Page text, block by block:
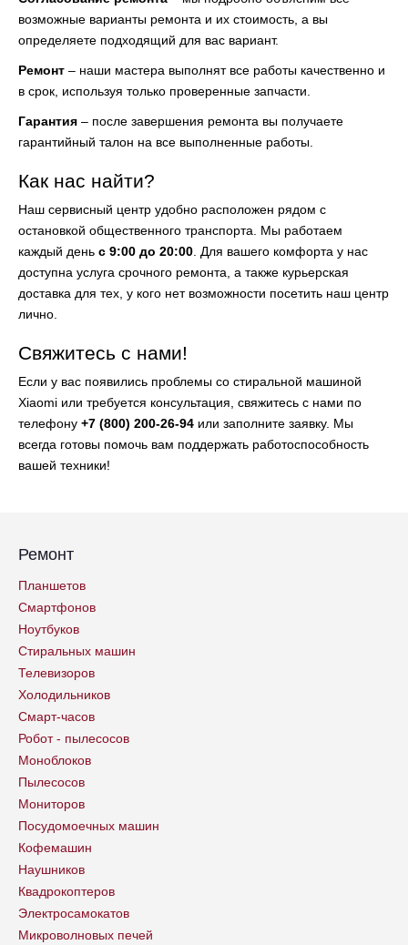
возможные варианты ремонта и их стоимость, а вы
определяете подходящий для вас вариант.
Ремонт – наши мастера выполнят все работы качественно и
в срок, используя только проверенные запчасти.
Гарантия – после завершения ремонта вы получаете
гарантийный талон на все выполненные работы.
Как нас найти?
Наш сервисный центр удобно расположен рядом с
остановкой общественного транспорта. Мы работаем
каждый день с 9:00 до 20:00 . Для вашего комфорта у нас
доступна услуга срочного ремонта, а также курьерская
доставка для тех, у кого нет возможности посетить наш центр
лично.
Свяжитесь с нами!
Если у вас появились проблемы со стиральной машиной
Xiaomi или требуется консультация, свяжитесь с нами по
телефону +7 (800) 200-26-94 или заполните заявку. Мы
всегда готовы помочь вам поддержать работоспособность
вашей техники!
Ремонт
Планшетов
Смартфонов
Ноутбуков
Стиральных машин
Телевизоров
Холодильников
Смарт-часов
Робот - пылесосов
Моноблоков
Пылесосов
Мониторов
Посудомоечных машин
Кофемашин
Наушников
Квадрокоптеров
Электросамокатов
Микроволновых печей